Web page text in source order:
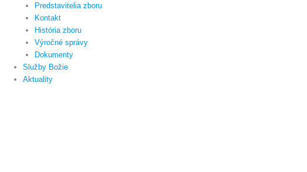
Predstavitelia zboru
Kontakt
História zboru
Výročné správy
Dokumenty
Služby Božie
Aktuality